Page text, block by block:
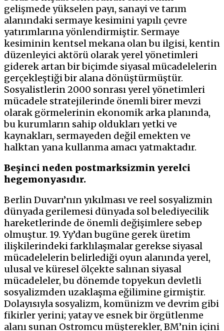
gelişmede yükselen payı, sanayi ve tarım
alanındaki sermaye kesimini yapılı çevre
yatırımlarına yönlendirmiştir. Sermaye
kesiminin kentsel mekana olan bu ilgisi, kentin
düzenleyici aktörü olarak yerel yönetimleri
giderek artan bir biçimde siyasal mücadelelerin
gerçekleştiği bir alana dönüştürmüştür.
Sosyalistlerin 2000 sonrası yerel yönetimleri
mücadele stratejilerinde önemli birer mevzi
olarak görmelerinin ekonomik arka planında,
bu kurumların sahip oldukları yetki ve
kaynakları, sermayeden değil emekten ve
halktan yana kullanma amacı yatmaktadır.
Beşinci neden postmarksizmin yerelci
hegemonyasıdır.
Berlin Duvarı’nın yıkılması ve reel sosyalizmin
dünyada gerilemesi dünyada sol belediyecilik
hareketlerinde de önemli değişimlere sebep
olmuştur. 19. Yy’dan bugüne gerek üretim
ilişkilerindeki farklılaşmalar gerekse siyasal
mücadelelerin belirlediği oyun alanında yerel,
ulusal ve küresel ölçekte salınan siyasal
mücadeleler, bu dönemde topyekun devletli
sosyalizmden uzaklaşma eğilimine girmiştir.
Dolayısıyla sosyalizm, komünizm ve devrim gibi
fikirler yerini; yatay ve esnek bir örgütlenme
alanı sunan Ostromcu müşterekler, BM’nin içini